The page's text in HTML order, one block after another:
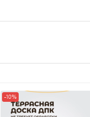
-10%